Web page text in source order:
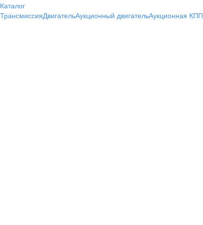
Каталог
ТрансмиссияДвигательАукционный двигательАукционная КПП